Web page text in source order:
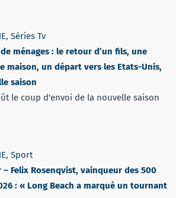
, Séries Tv
ménages : le retour d’un fils, une
maison, un départ vers les Etats-Unis,
saison
le coup d'envoi de la nouvelle saison
, Sport
– Felix Rosenqvist, vainqueur des 500
: « Long Beach a marqué un tournant